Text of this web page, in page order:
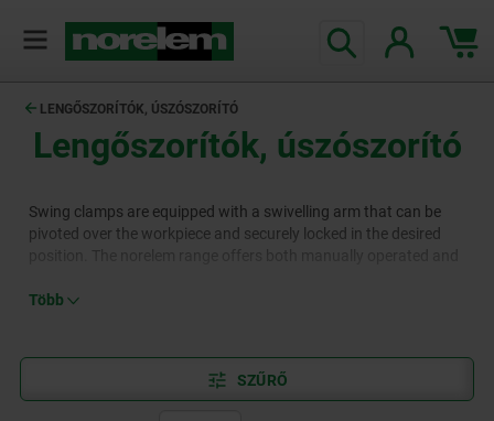
LENGŐSZORÍTÓK, ÚSZÓSZORÍTÓ
Lengőszorítók, úszószorító
Swing clamps are equipped with a swivelling arm that can be
pivoted over the workpiece and securely locked in the desired
this product category, featuring a movable clamp that is
Több
SZŰRŐ